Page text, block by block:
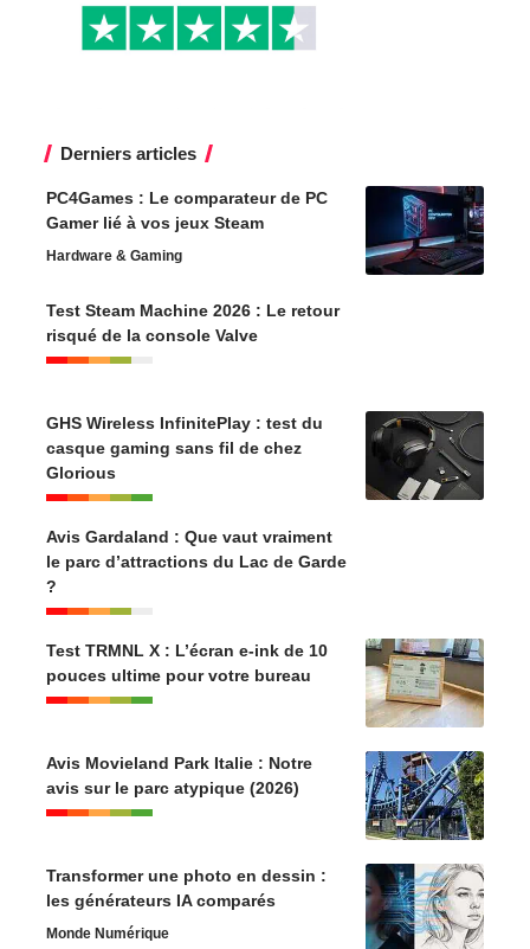
Derniers articles
PC4Games : Le comparateur de PC
Gamer lié à vos jeux Steam
Hardware & Gaming
Test Steam Machine 2026 : Le retour
risqué de la console Valve
GHS Wireless InfinitePlay : test du
casque gaming sans fil de chez
Glorious
Avis Gardaland : Que vaut vraiment
le parc d’attractions du Lac de Garde
?
Test TRMNL X : L’écran e-ink de 10
pouces ultime pour votre bureau
Avis Movieland Park Italie : Notre
avis sur le parc atypique (2026)
Transformer une photo en dessin :
les générateurs IA comparés
Monde Numérique